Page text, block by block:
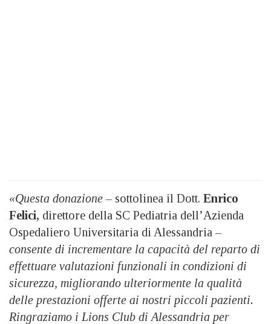
«Questa donazione – sottolinea il Dott. Enrico
Felici, direttore della SC Pediatria dell’Azienda
Ospedaliero Universitaria di Alessandria –
consente di incrementare la capacità del reparto di
effettuare valutazioni funzionali in condizioni di
sicurezza, migliorando ulteriormente la qualità
delle prestazioni offerte ai nostri piccoli pazienti.
Ringraziamo i Lions Club di Alessandria per